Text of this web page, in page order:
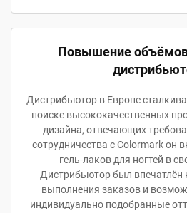
Повышение
Дистрибьютор в Европе
поиске высококачественных
дизайна, отвечающих
сотрудничества с Colormark он
гель-лаков для ногтей в
Дистрибьютор был впечатлён
выполнения заказов и
индивидуально подобранные